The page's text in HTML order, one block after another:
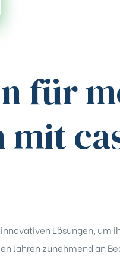
für
mit
Lösungen, um
Jahren zunehmend an